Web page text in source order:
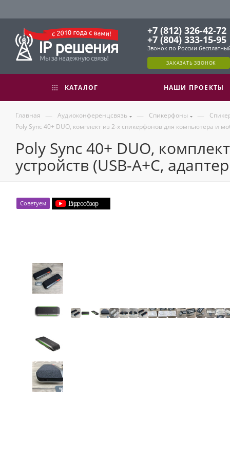
+7 (812) 326-42-72
+7 (804) 333-15-95
Звонок по России
ЗАКАЗАТЬ ЗВОНОК
КАТАЛОГ НАШИ ПРОЕКТЫ
Главная — Аудиоконференцсвязь — Спикерфоны —
Poly Sync 40+ DUO, комплект из 2-х спикерфонов для компьютера и
Poly Sync 40+ DUO,
устройств (USB-A+C,
Советуем